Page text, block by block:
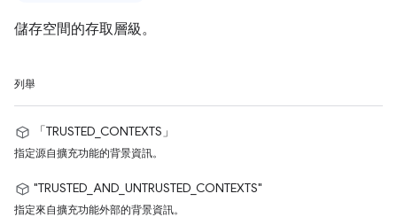
儲存空間的存取層級。
列舉
「TRUSTED_CONTEXTS」
指定源自擴充功能的背景資訊。
"TRUSTED_AND_UNTRUSTED_CONTEXTS"
指定來自擴充功能外部的背景資訊。